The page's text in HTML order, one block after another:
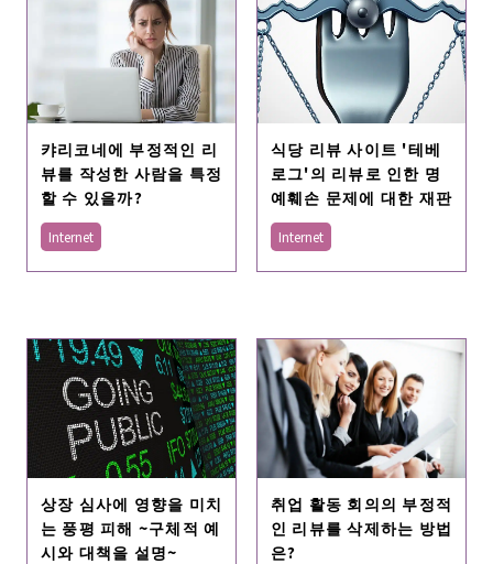
캬리코네에 부정적인 리
뷰를 작성한 사람을 특정
할 수 있을까?
Internet
식당 리뷰 사이트 '테베
로그'의 리뷰로 인한 명
예훼손 문제에 대한 재판
Internet
상장 심사에 영향을 미치
는 풍평 피해 ~구체적 예
시와 대책을 설명~
취업 활동 회의의 부정적
인 리뷰를 삭제하는 방법
은?